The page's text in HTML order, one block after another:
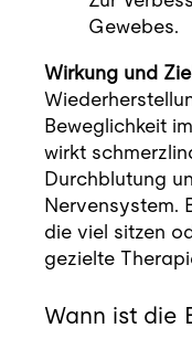
Gewebes.
Wirkung und
Beweglichkeit
wirkt
Durchblutung
Nervensystem.
die viel sitzen
gezielte
Wann ist die